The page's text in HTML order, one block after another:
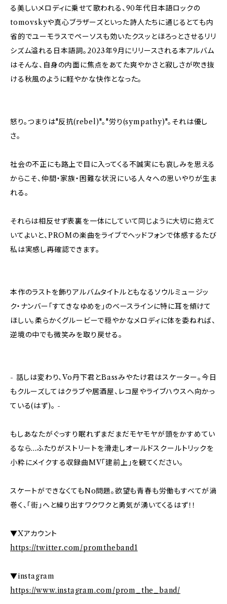
る美しいメロディに乗せて歌われる、90年代日本語ロックの
tomovskyや真心ブラザーズといった詩人たちに通じるとても内
省的でユーモラスでペーソスも効いたクスッとほろっとさせるリリ
シズム溢れる日本語詞。2023年9月にリリースされる本アルバム
はそんな、自身の内面に焦点をあてた爽やかさと寂しさが吹き抜
ける秋風のように軽やかな快作となった。
怒り。つまりは"反抗(rebel)"。"労り(sympathy)"。それは優し
さ。
社会の不正にも路上で目に入ってくる不誠実にも哀しみを思える
からこそ、仲間・家族・困難な状況にいる人々への思いやりが生ま
れる。
それらは相反せず表裏を一体にしていて同じように大切に抱えて
いてよいと、PROMの楽曲をライブでヘッドフォンで体感するたび
私は実感し再確認できます。
本作のラストを飾りアルバムタイトルともなるソウルミュージッ
ク・ナンバー「すてきなゆめを」のベースラインに特に耳を傾けて
ほしい。柔らかくグルービーで穏やかなメロディに体を委ねれば、
逆境の中でも微笑みを取り戻せる。
- 話しは変わり、Vo丹下君とBassみやたけ君はスケーター。今日
もクルーズしてはクラブや居酒屋、レコ屋やライブハウスへ向かっ
ている(はず)。 -
もしあなたがぐっすり眠れずまだまだモヤモヤが頭をかすめてい
るなら...ふたりがストリートを滑走しオールドスクールトリックを
小粋にメイクする収録曲MV「建前上」を観てください。
スケートができなくてもNo問題。欲望も青春も労働もすべてが渦
巻く、「街」へと繰り出すワクワクと勇気が湧いてくるはず！！
▼Xアカウント
https://twitter.com/promtheband1
▼instagram
https://www.instagram.com/prom_the_band/